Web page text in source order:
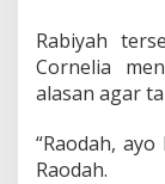
Rabiyah
Cornelia
alasan agar
“Raodah,
Raodah.